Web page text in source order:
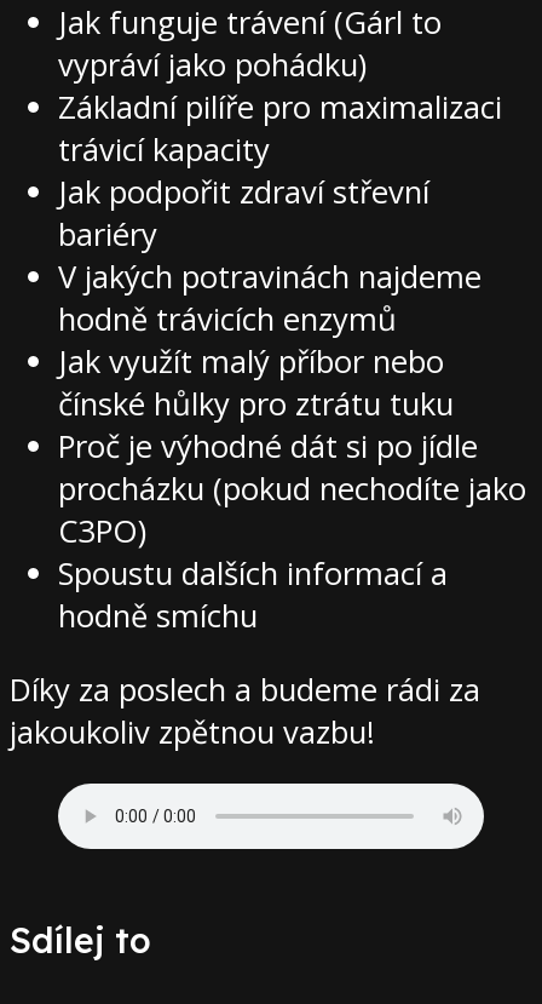
Jak funguje trávení (Gárl to
vypráví jako pohádku)
Základní pilíře pro maximalizaci
trávicí kapacity
Jak podpořit zdraví střevní
bariéry
V jakých potravinách najdeme
hodně trávicích enzymů
Jak využít malý příbor nebo
čínské hůlky pro ztrátu tuku
Proč je výhodné dát si po jídle
procházku (pokud nechodíte jako
C3PO)
Spoustu dalších informací a
hodně smíchu
Díky za poslech a budeme rádi za
jakoukoliv zpětnou vazbu!
Sdílej to